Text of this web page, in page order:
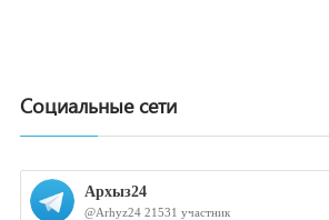
Социальные сети